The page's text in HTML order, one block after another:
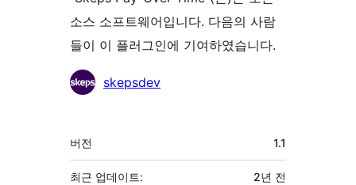
소스 소프트웨어입니다. 다음의 사람
들이 이 플러그인에 기여하였습니다.
기
skepsdev
기
초
버전 1.1
최근 업데이트: 2년 전